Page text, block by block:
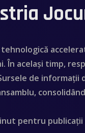
același timp,
de informații
pentru